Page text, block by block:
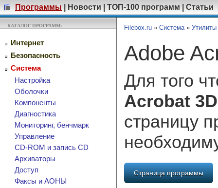
Программы Новости ТОП-100 программ Статьи
КАТАЛОГ ПРОГРАММ:
Интернет
Безопасность
Система
Настройка
Оболочки
Компоненты
Диагностика
Мониторинг, бенчмарк
Управление
CD-ROM и запись CD
Архиваторы
Доступ
Факсы и АОНЫ
Filebox.ru » Система» Утилиты
Adobe
Для того
Acrobat 3D
страницу
Страница программы